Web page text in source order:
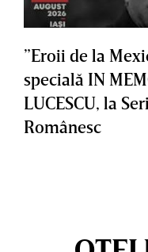
”Eroii de la
specială IN
LUCESCU, la
Românesc